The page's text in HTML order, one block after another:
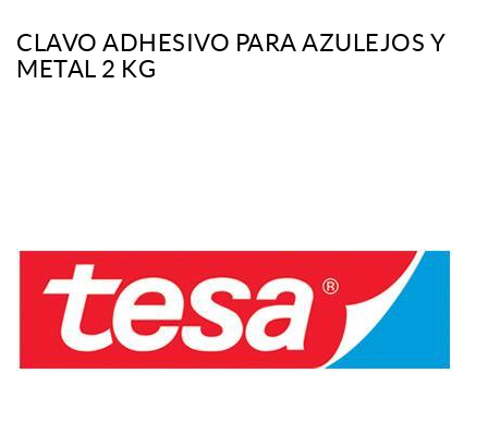
CLAVO ADHESIVO PARA AZULEJOS Y
METAL 2 KG